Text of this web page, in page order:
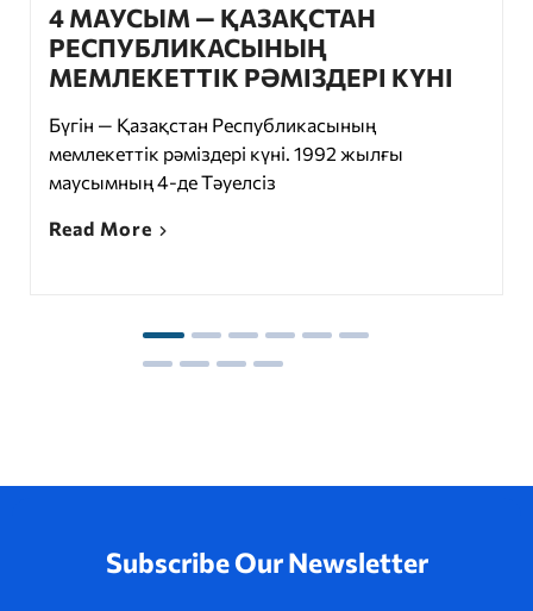
4 МАУСЫМ — ҚАЗАҚСТАН
РЕСПУБЛИКАСЫНЫҢ
МЕМЛЕКЕТТІК РӘМІЗДЕРІ КҮНІ
Бүгін — Қазақстан Республикасының
мемлекеттік рәміздері күні. 1992 жылғы
маусымның 4-де Тәуелсіз
Read More
Subscribe Our Newsletter